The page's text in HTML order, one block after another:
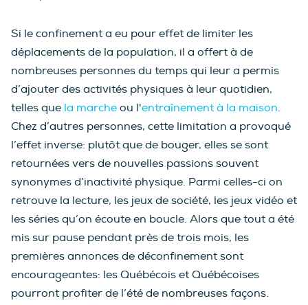
Si le confinement a eu pour effet de limiter les
déplacements de la population, il a offert à de
nombreuses personnes du temps qui leur a permis
d’ajouter des activités physiques à leur quotidien,
telles que la marche ou l'entraînement à la maison.
Chez d’autres personnes, cette limitation a provoqué
l’effet inverse: plutôt que de bouger, elles se sont
retournées vers de nouvelles passions souvent
synonymes d’inactivité physique. Parmi celles-ci on
retrouve la lecture, les jeux de société, les jeux vidéo et
les séries qu’on écoute en boucle. Alors que tout a été
mis sur pause pendant près de trois mois, les
premières annonces de déconfinement sont
encourageantes: les Québécois et Québécoises
pourront profiter de l’été de nombreuses façons.